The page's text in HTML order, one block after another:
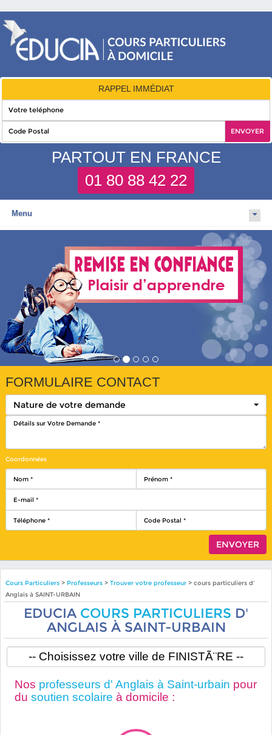
RAPPEL IMMÉDIAT
PARTOUT EN FRANCE
01 80 88 42 22
Menu
FORMULAIRE CONTACT
Nature de votre demande
Coordonnées
Cours Particuliers> Professeurs > Trouver votre professeur> cours particuliers d'
Anglais à SAINT-URBAIN
EDUCIA COURS PARTICULIERS D'
ANGLAIS À SAINT-URBAIN
Nos professeurs d' Anglais à Saint-urbain pour
du soutien scolaire à domicile :